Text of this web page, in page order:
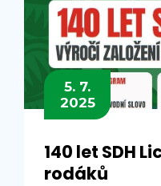
5. 7.
2025
140 let SDH
rodáků